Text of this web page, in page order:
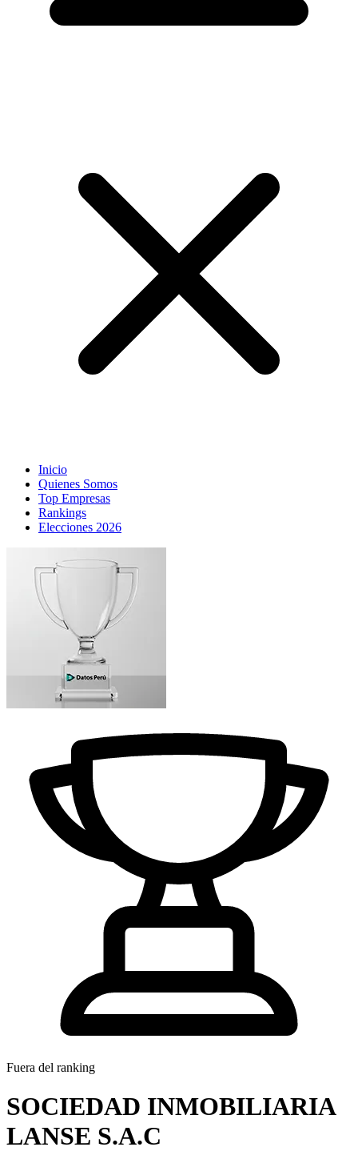
Inicio
Quienes Somos
Top Empresas
Rankings
Elecciones 2026
Fuera del ranking
SOCIEDAD INMOBILIARIA
LANSE S.A.C